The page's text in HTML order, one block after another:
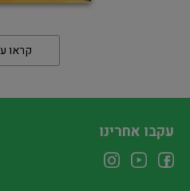
קראו
עקבו אחרינו